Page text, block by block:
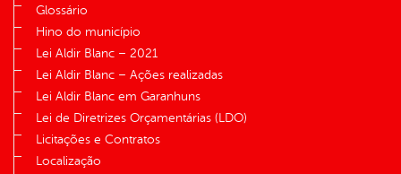
Glossário
Hino do município
Lei Aldir Blanc – 2021
Lei Aldir Blanc – Ações realizadas
Lei Aldir Blanc em Garanhuns
Lei de Diretrizes Orçamentárias (LDO)
Licitações e Contratos
Localização